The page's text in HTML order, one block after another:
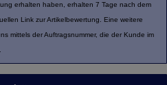
erhalten haben, erhalten 7 Tage nach dem
Link zur Artikelbewertung. Eine weitere
mittels der Auftragsnummer, die der Kunde im